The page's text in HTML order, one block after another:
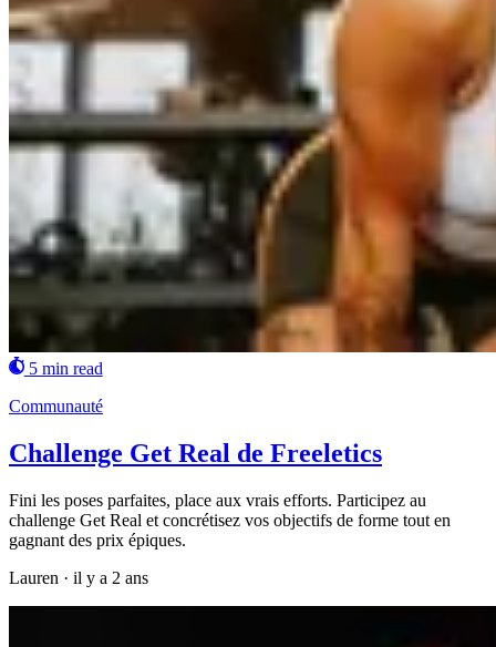
5 min read
Communauté
Challenge Get Real de Freeletics
Fini les poses parfaites, place aux vrais efforts. Participez au
challenge Get Real et concrétisez vos objectifs de forme tout en
gagnant des prix épiques.
Lauren · il y a 2 ans